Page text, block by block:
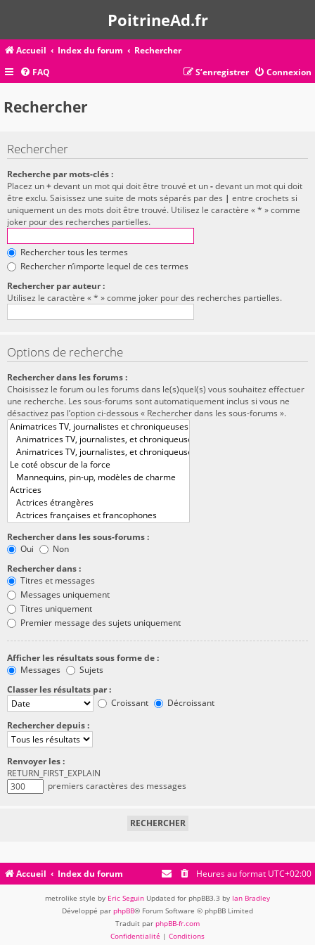
PoitrineAd.fr
Accueil Index du forum
Rechercher
FAQ
Connexion
S’enregistrer
Rechercher
Rechercher
Recherche par mots-clés :
Placez un+devant un mot qui doit être trouvé et un-devant un mot qui doit
être exclu. Saisissez une suite de mots séparés par des | entre crochets si
uniquement un des mots doit être trouvé. Utilisez le caractère « * » comme
joker pour des recherches partielles.
Rechercher tous les termes
Rechercher n’importe lequel de ces termes
Rechercher par auteur :
Utilisez le caractère « * » comme joker pour des recherches partielles.
Options de recherche
Rechercher dans les forums :
Choisissez le forum ou les forums dans le(s)quel(s) vous souhaitez effectuer
une recherche. Les sous-forums sont automatiquement inclus si vous ne
désactivez pas l’option ci-dessous « Rechercher dans les sous-forums ».
Rechercher dans les sous-forums :
Oui
Non
Rechercher dans :
Titres et messages
Messages uniquement
Titres uniquement
Premier message des sujets uniquement
Afficher les résultats sous forme de :
Messages
Sujets
Classer les résultats par :
Croissant
Décroissant
Rechercher depuis :
Renvoyer les :
RETURN_FIRST_EXPLAIN
premiers caractères des messages
Accueil Index du forum Heures au format UTC+02:00
metrolike style by Eric Seguin Updated for phpBB3.3 by Ian Bradley
Développé par phpBB® Forum Software © phpBB Limited
Traduit par phpBB-fr.com
Confidentialité | Conditions